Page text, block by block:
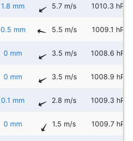
1.8 mm 5.7 m/s 1010.3 hPa
0.5 mm 5.5 m/s 1009.1 hPa
0 mm 3.5 m/s 1008.6 hPa
0 mm 3.5 m/s 1008.9 hPa
0.1 mm 2.8 m/s 1009.3 hPa
0 mm 1.5 m/s 1009.7 hPa